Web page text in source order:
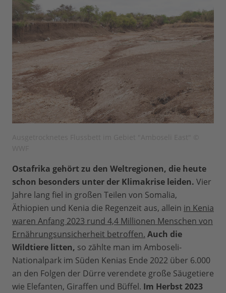
Ostafrika gehört zu den Weltregionen, die heute
schon besonders unter der Klimakrise leiden. Vier
Jahre lang fiel in großen Teilen von Somalia,
Äthiopien und Kenia die Regenzeit aus, allein in Kenia
waren Anfang 2023 rund 4,4 Millionen Menschen von
Ernährungsunsicherheit betroffen. Auch die
Wildtiere litten, so zählte man im Amboseli-
Nationalpark im Süden Kenias Ende 2022 über 6.000
an den Folgen der Dürre verendete große Säugetiere
wie Elefanten, Giraffen und Büffel. Im Herbst 2023